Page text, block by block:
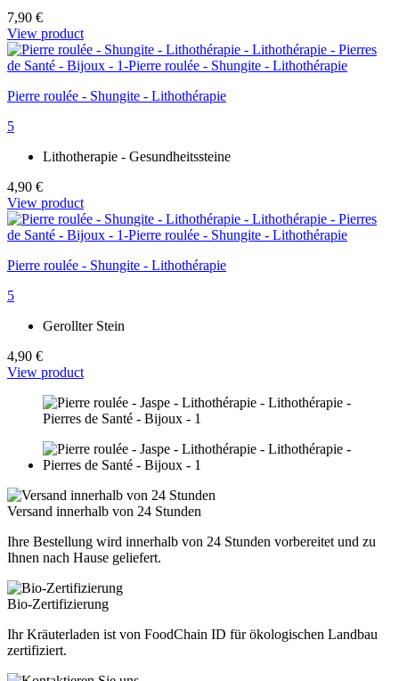
7,90 €
View product
Pierre roulée - Shungite - Lithothérapie
5
Lithotherapie - Gesundheitssteine
4,90 €
View product
Pierre roulée - Shungite - Lithothérapie
5
Gerollter Stein
4,90 €
View product
Versand innerhalb von 24 Stunden
Ihre Bestellung wird innerhalb von 24 Stunden vorbereitet und zu
Ihnen nach Hause geliefert.
Bio-Zertifizierung
Ihr Kräuterladen ist von FoodChain ID für ökologischen Landbau
zertifiziert.